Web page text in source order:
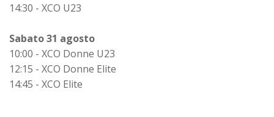
14:30 - XCO U23
Sabato 31 agosto
10:00 - XCO Donne U23
12:15 - XCO Donne Elite
14:45 - XCO Elite